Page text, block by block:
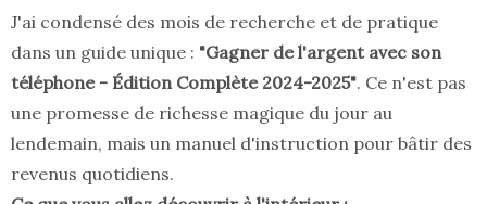
J'ai condensé des mois de recherche et de pratique
dans un guide unique : "Gagner de l'argent avec son
téléphone - Édition Complète 2024-2025". Ce n'est pas
une promesse de richesse magique du jour au
lendemain, mais un manuel d'instruction pour bâtir des
revenus quotidiens.